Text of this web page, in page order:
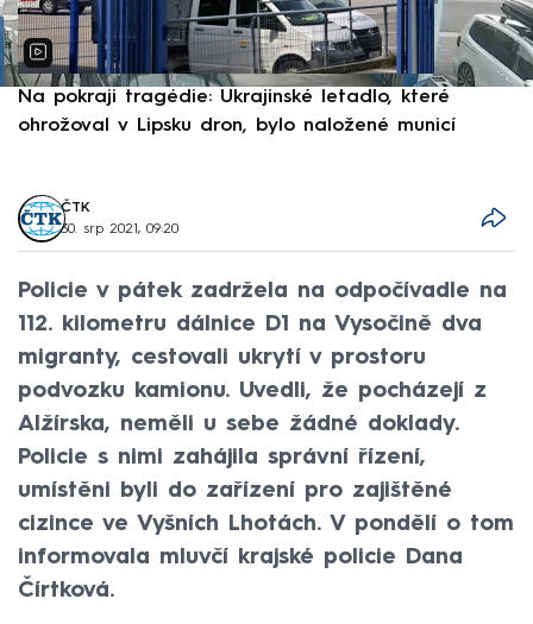
Na pokraji tragédie: Ukrajinské letadlo, které
ohrožoval v Lipsku dron, bylo naložené municí
ČTK
30. srp 2021, 09:20
Policie v pátek zadržela na odpočívadle na
112. kilometru dálnice D1 na Vysočině dva
migranty, cestovali ukrytí v prostoru
podvozku kamionu. Uvedli, že pocházejí z
Alžírska, neměli u sebe žádné doklady.
Policie s nimi zahájila správní řízení,
umístěni byli do zařízení pro zajištěné
cizince ve Vyšních Lhotách. V pondělí o tom
informovala mluvčí krajské policie Dana
Čírtková.